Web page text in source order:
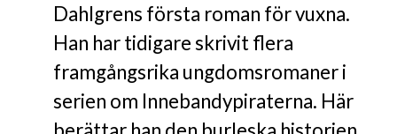
Dahlgrens första roman för vuxna.
Han har tidigare skrivit flera
framgångsrika ungdomsromaner i
serien om Innebandypiraterna. Här